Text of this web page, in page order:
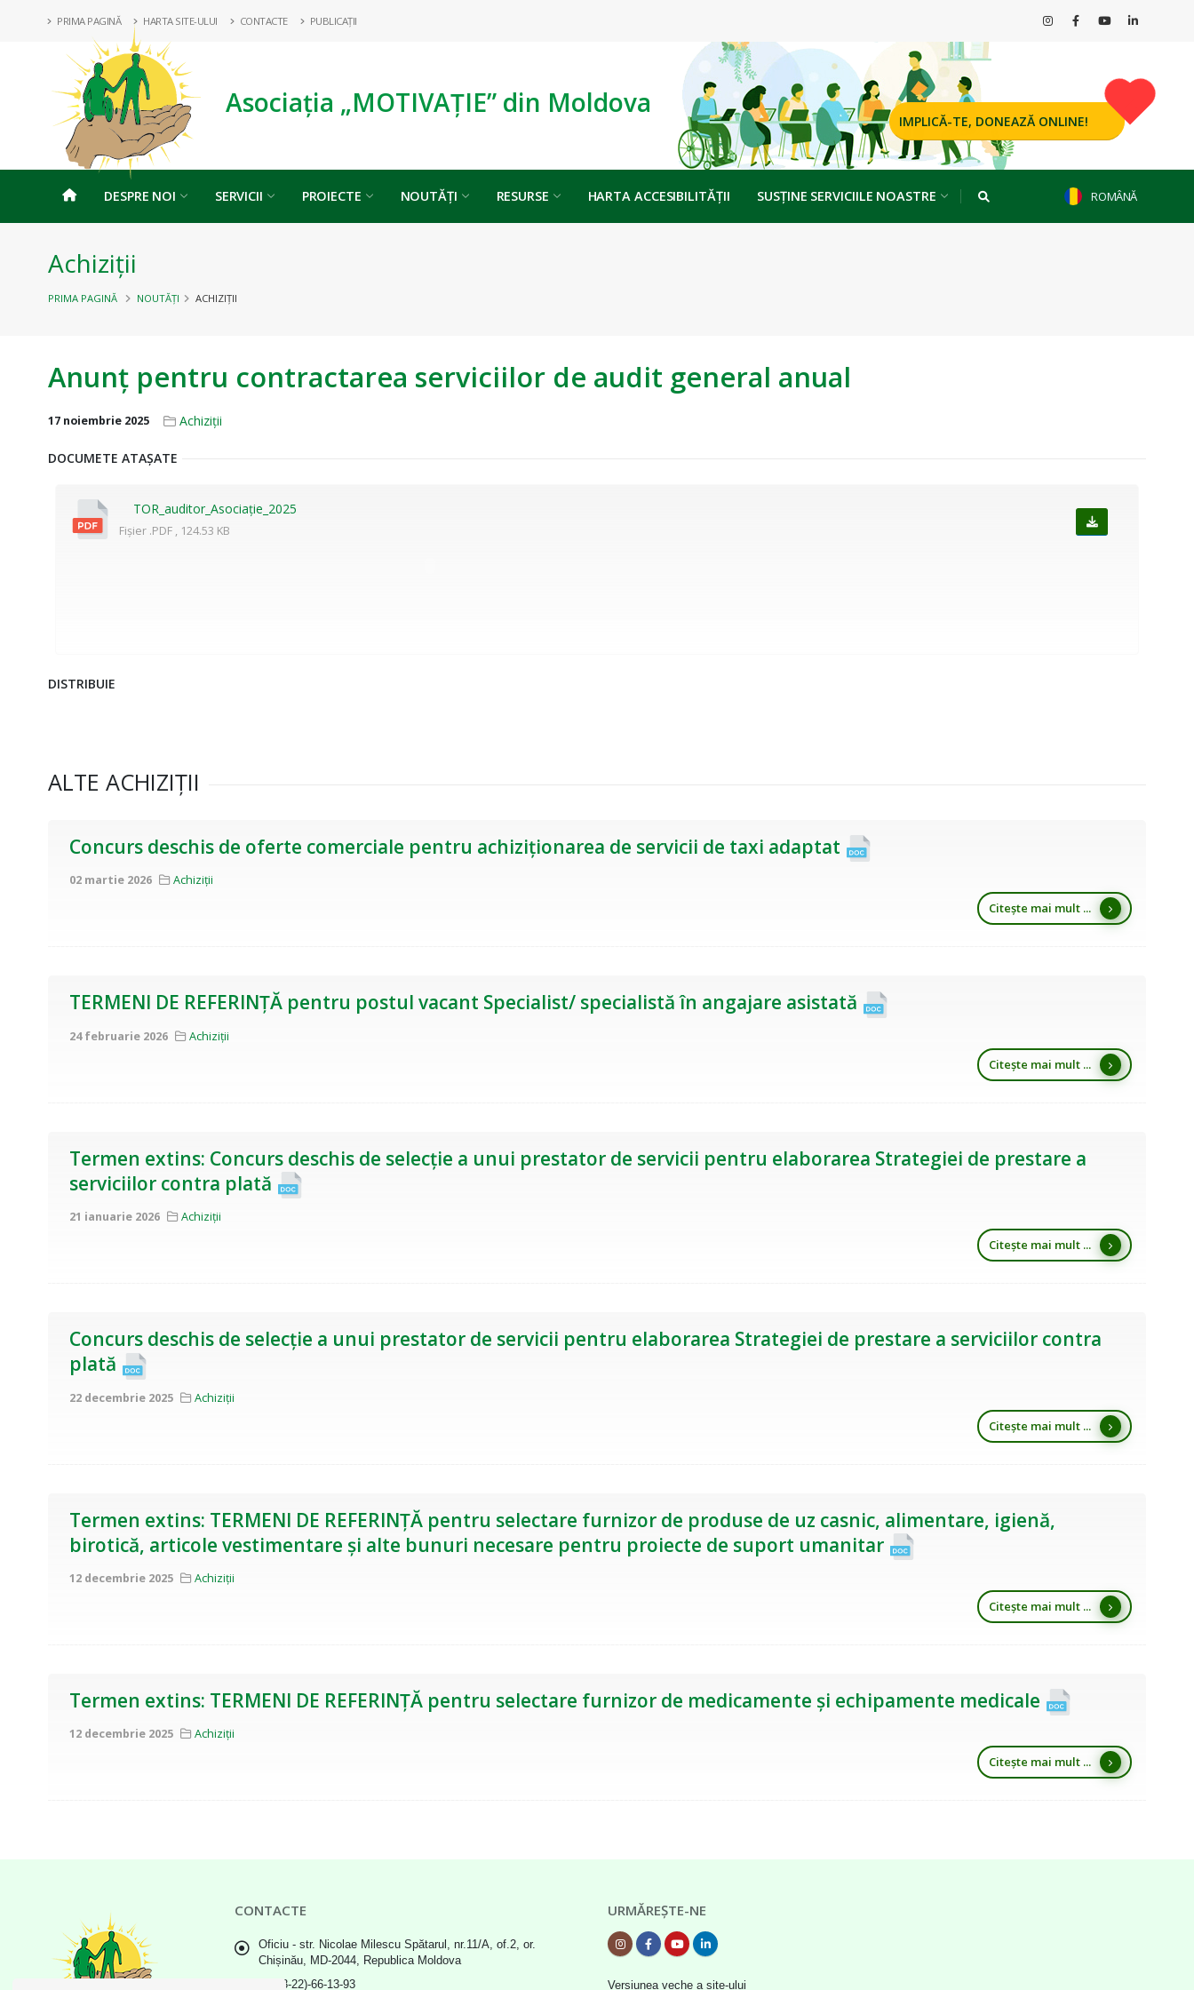
PRIMA PAGINĂ HARTA SITE-ULUI CONTACTE PUBLICAȚII
Asociația „MOTIVAȚIE” din Moldova
IMPLICĂ-TE, DONEAZĂ ONLINE!
DESPRE NOI SERVICII PROIECTE NOUTĂȚI RESURSE HARTA ACCESIBILITĂȚII SUSȚINE SERVICIILE NOASTRE ROMÂNĂ
Achiziții
PRIMA PAGINĂ NOUTĂȚI ACHIZIȚII
Anunț pentru contractarea serviciilor de audit general anual
17 noiembrie 2025 Achiziții
DOCUMETE ATAȘATE
TOR_auditor_Asociație_2025
Fișier .PDF , 124.53 KB
DISTRIBUIE
ALTE ACHIZIȚII
Concurs deschis de oferte comerciale pentru achiziționarea de servicii de taxi adaptat
02 martie 2026 Achiziții
Citește mai mult ...
TERMENI DE REFERINȚĂ pentru postul vacant Specialist/ specialistă în angajare asistată
24 februarie 2026 Achiziții
Citește mai mult ...
Termen extins: Concurs deschis de selecție a unui prestator de servicii pentru elaborarea Strategiei de prestare a
serviciilor contra plată
21 ianuarie 2026 Achiziții
Citește mai mult ...
Concurs deschis de selecție a unui prestator de servicii pentru elaborarea Strategiei de prestare a serviciilor contra
plată
22 decembrie 2025 Achiziții
Citește mai mult ...
Termen extins: TERMENI DE REFERINȚĂ pentru selectare furnizor de produse de uz casnic, alimentare, igienă,
birotică, articole vestimentare și alte bunuri necesare pentru proiecte de suport umanitar
12 decembrie 2025 Achiziții
Citește mai mult ...
Termen extins: TERMENI DE REFERINȚĂ pentru selectare furnizor de medicamente și echipamente medicale
12 decembrie 2025 Achiziții
Citește mai mult ...
CONTACTE
Oficiu - str. Nicolae Milescu Spătarul, nr.11/A, of.2, or.
Chișinău, MD-2044, Republica Moldova
(+373-22)-66-13-93
URMĂREȘTE-NE
Versiunea veche a site-ului